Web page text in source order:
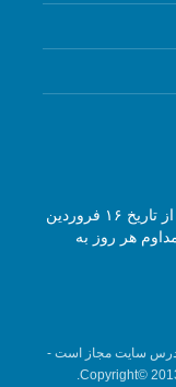
مجله آنلاین موسیقی «گفتگوی هارمونیک»، از تاریخ ۱۶ فروردین
مداوم هر روز به
آدرس سایت مجاز است -
Copyright©